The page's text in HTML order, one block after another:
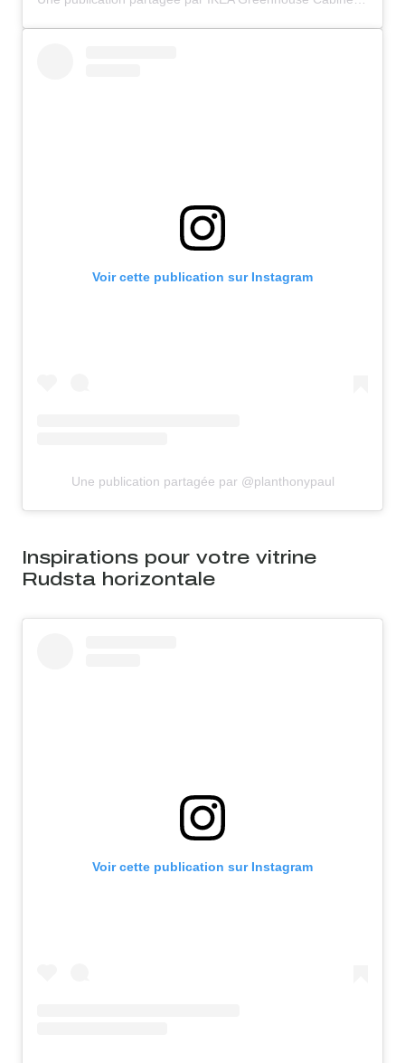
Voir cette publication sur Instagram
Une publication partagée par @planthonypaul
Inspirations pour votre vitrine
Rudsta horizontale
Voir cette publication sur Instagram